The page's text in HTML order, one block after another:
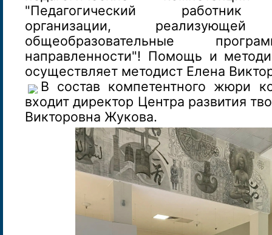
"Педагогический работник
организации, реализующей
общеобразовательные
направленности"! Помощь и
осуществляет методист Елена
В состав компетентного жюри
входит директор Центра развития
Викторовна Жукова.